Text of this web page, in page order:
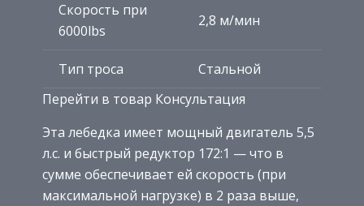
Скорость при
6000lbs
2,8 м/мин
Тип троса
Стальной
Перейти в товар Консультация
Эта лебедка имеет мощный двигатель 5,5
л.с. и быстрый редуктор 172:1 — что в
сумме обеспечивает ей скорость (при
максимальной нагрузке) в 2 раза выше,